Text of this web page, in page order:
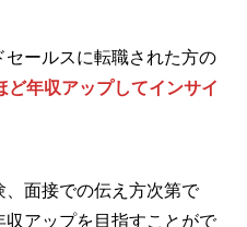
セールスに転職された方の
ど年収アップしてインサイ
面接での伝え方次第で
アップを目指すことがで